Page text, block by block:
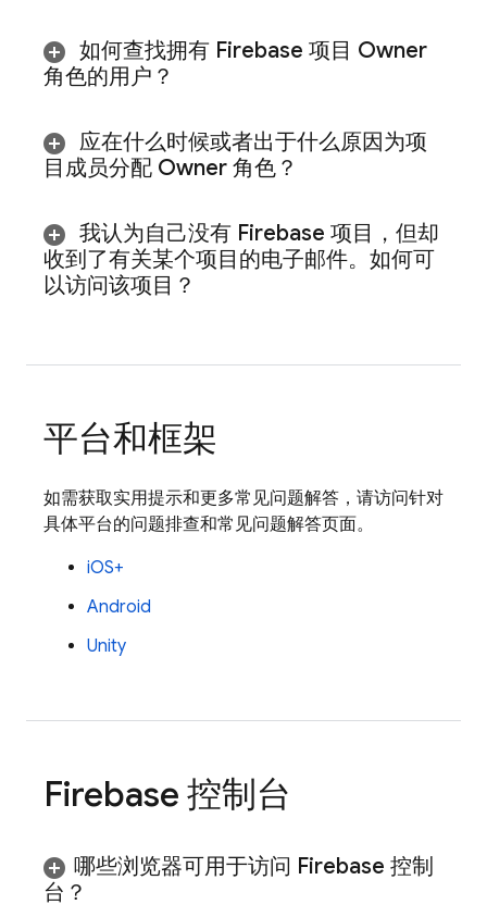
如何查找拥有 Firebase 项目 Owner
角色的用户？
应在什么时候或者出于什么原因为项
目成员分配 Owner 角色？
我认为自己没有 Firebase 项目，但却
收到了有关某个项目的电子邮件。如何可
以访问该项目？
平台和框架
如需获取实用提示和更多常见问题解答，请访问针对
具体平台的问题排查和常见问题解答页面。
iOS+
Android
Unity
Firebase 控制台
哪些浏览器可用于访问 Firebase 控制
台？